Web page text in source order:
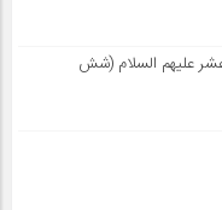
عشر علیهم السلام (شش